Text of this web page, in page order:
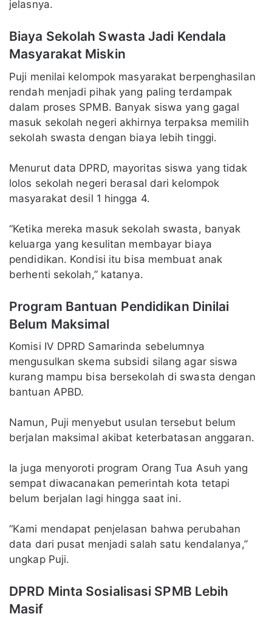
jelasnya.
Biaya Sekolah Swasta Jadi Kendala
Masyarakat Miskin
Puji menilai kelompok masyarakat berpenghasilan
rendah menjadi pihak yang paling terdampak
dalam proses SPMB. Banyak siswa yang gagal
masuk sekolah negeri akhirnya terpaksa memilih
sekolah swasta dengan biaya lebih tinggi.
Menurut data DPRD, mayoritas siswa yang tidak
lolos sekolah negeri berasal dari kelompok
masyarakat desil 1 hingga 4.
“Ketika mereka masuk sekolah swasta, banyak
keluarga yang kesulitan membayar biaya
pendidikan. Kondisi itu bisa membuat anak
berhenti sekolah,” katanya.
Program Bantuan Pendidikan Dinilai
Belum Maksimal
Komisi IV DPRD Samarinda sebelumnya
mengusulkan skema subsidi silang agar siswa
kurang mampu bisa bersekolah di swasta dengan
bantuan APBD.
Namun, Puji menyebut usulan tersebut belum
berjalan maksimal akibat keterbatasan anggaran.
Ia juga menyoroti program Orang Tua Asuh yang
sempat diwacanakan pemerintah kota tetapi
belum berjalan lagi hingga saat ini.
“Kami mendapat penjelasan bahwa perubahan
data dari pusat menjadi salah satu kendalanya,”
ungkap Puji.
DPRD Minta Sosialisasi SPMB Lebih
Masif